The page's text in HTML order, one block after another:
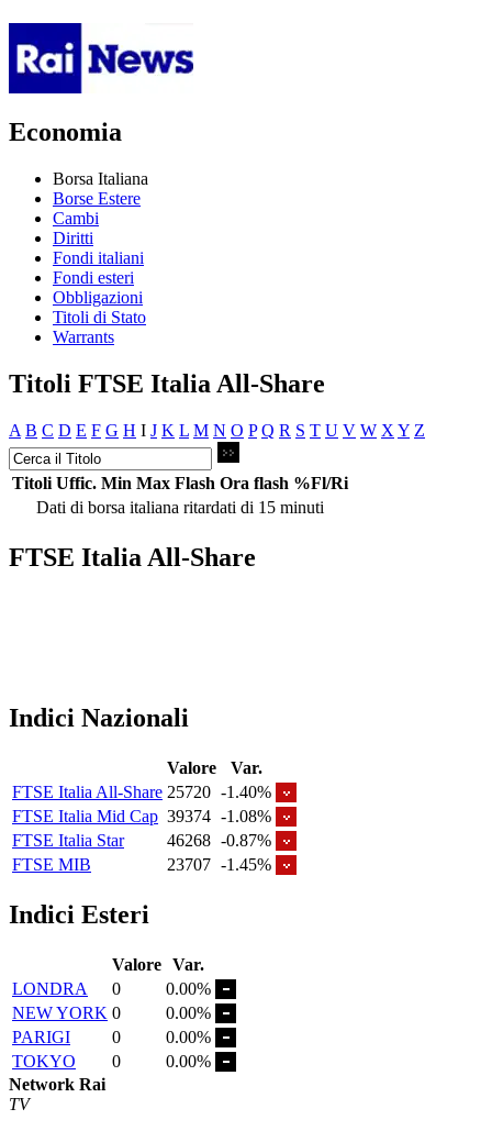
Economia
Borsa Italiana
Borse Estere
Cambi
Diritti
Fondi italiani
Fondi esteri
Obbligazioni
Titoli di Stato
Warrants
Titoli FTSE Italia All-Share
A B C D E F G H I J K L M N O P Q R S T U V W X Y Z
Titoli Uffic. Min Max Flash Ora flash %Fl/Ri
Dati di borsa italiana ritardati di 15 minuti
FTSE Italia All-Share
Indici Nazionali
Valore
Var.
FTSE Italia All-Share 25720 -1.40%
FTSE Italia Mid Cap 39374 -1.08%
FTSE Italia Star
46268 -0.87%
FTSE MIB
23707 -1.45%
Indici Esteri
Valore Var.
LONDRA
0
0.00%
NEW YORK 0
0.00%
PARIGI
0
0.00%
TOKYO
0
0.00%
Network Rai
TV